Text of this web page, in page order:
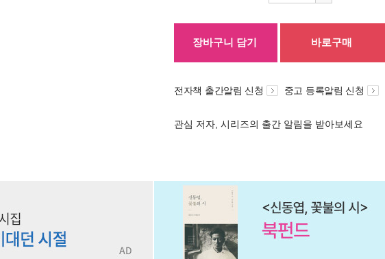
장바구니 담기 바로구매
전자책 출간알림 신청 중고 등록알림 신청
관심 저자, 시리즈의 출간 알림을 받아보세요